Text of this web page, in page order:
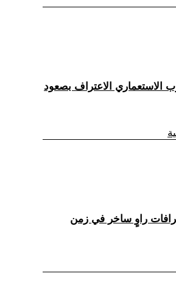
الاستعماري الاعتراف بصعود
راوٍ ساخر في زمن